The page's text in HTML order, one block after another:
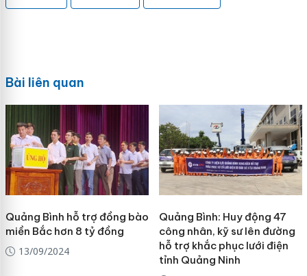
Bài liên quan
Quảng Bình hỗ trợ đồng bào
miền Bắc hơn 8 tỷ đồng
13/09/2024
Quảng Bình: Huy động 47
công nhân, kỹ sư lên đường
hỗ trợ khắc phục lưới điện
tỉnh Quảng Ninh